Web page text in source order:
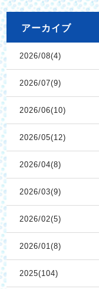
アーカイブ
2026/08(4)
2026/07(9)
2026/06(10)
2026/05(12)
2026/04(8)
2026/03(9)
2026/02(5)
2026/01(8)
2025(104)